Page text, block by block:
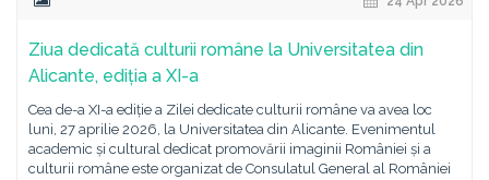
Ziua dedicată culturii române la Universitatea din
Alicante, ediția a XI-a
Cea de-a XI-a ediție a Zilei dedicate culturii române va avea loc
luni, 27 aprilie 2026, la Universitatea din Alicante. Evenimentul
academic și cultural dedicat promovării imaginii României și a
culturii române este organizat de Consulatul General al României